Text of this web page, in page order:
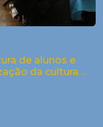
de alunos e
da cultura